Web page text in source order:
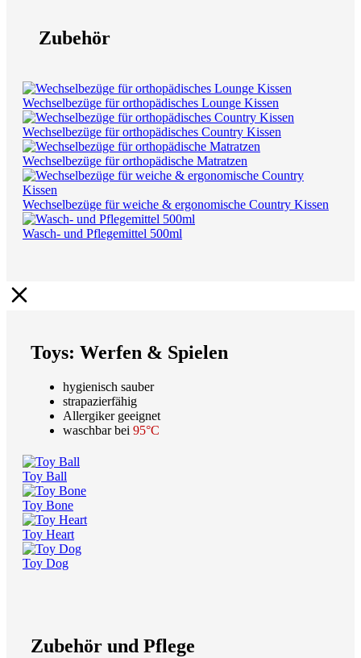
Zubehör
Wechselbezüge für orthopädisches Lounge Kissen
Wechselbezüge für orthopädisches Country Kissen
Wechselbezüge für orthopädische Matratzen
Wechselbezüge für weiche & ergonomische Country Kissen
Wasch- und Pflegemittel 500ml
Toys: Werfen & Spielen
hygienisch sauber
strapazierfähig
Allergiker geeignet
waschbar bei 95°C
Toy Ball
Toy Bone
Toy Heart
Toy Dog
Zubehör und Pflege